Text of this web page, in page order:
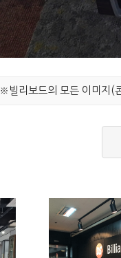
※빌리보드의 모든 이미지(